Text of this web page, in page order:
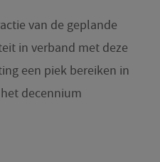
van de geplande
in verband met deze
een piek bereiken in
decennium